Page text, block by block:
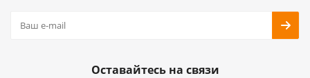
Оставайтесь на связи